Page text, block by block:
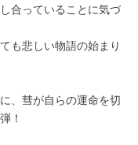
合っていることに気づ
も悲しい物語の始まり
、彗が自らの運命を切
！